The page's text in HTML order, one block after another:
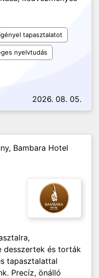
tapasztalatot
nyelvtudás
2026. 08. 05.
Bambara Hotel
desszertek és torták
tapasztalattal
Precíz, önálló